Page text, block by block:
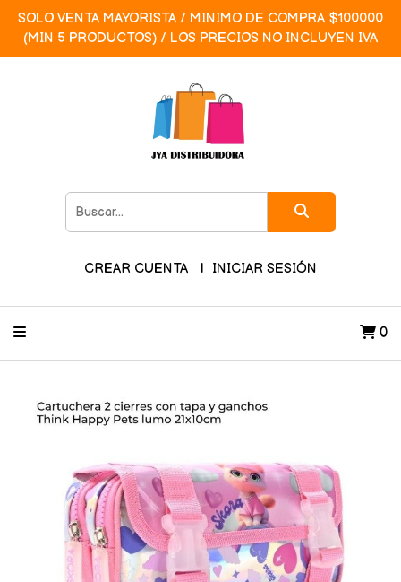
SOLO VENTA MAYORISTA / MINIMO DE COMPRA $100000
(MIN 5 PRODUCTOS) / LOS PRECIOS NO INCLUYEN IVA
CREAR CUENTA INICIAR SESIÓN
0